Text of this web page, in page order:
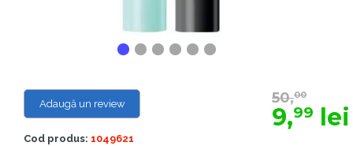
Adaugă un review
Cod produs: 1049621
50,00
9,99 lei